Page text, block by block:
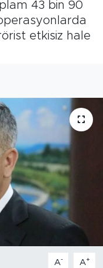
43 bin 90
etkisiz hale
A- A+